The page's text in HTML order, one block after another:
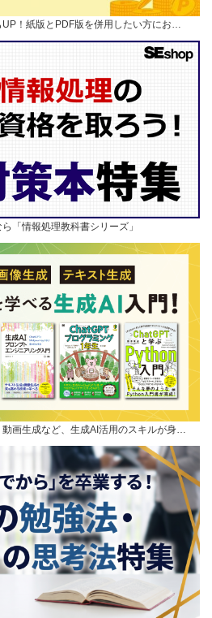
UP！紙版とPDF版を併用したい方にお…
「情報処理教科書シリーズ」
動画生成など、生成AI活用のスキルが身…